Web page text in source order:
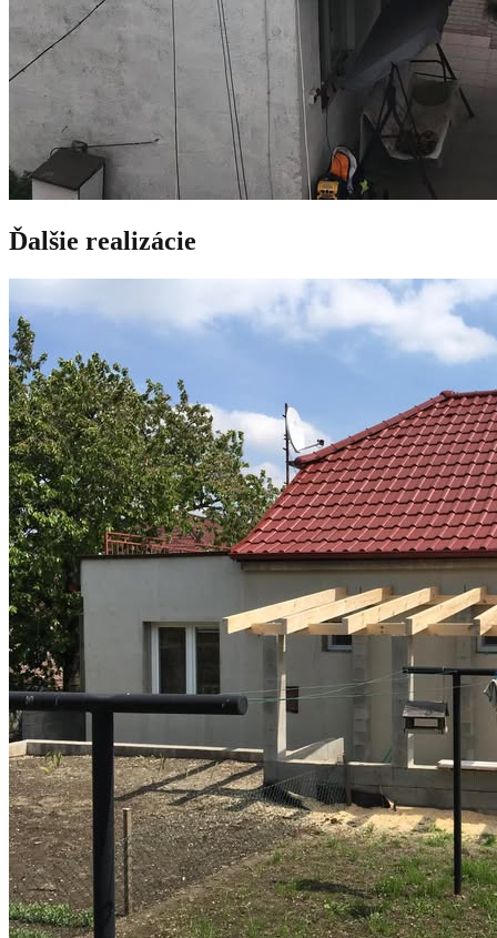
Ďalšie realizácie